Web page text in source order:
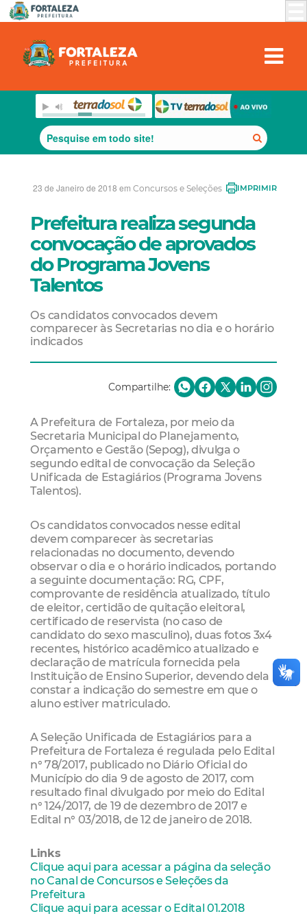
23 de Janeiro de 2018 em Concursos e Seleções IMPRIMIR
Prefeitura realiza segunda
convocação de aprovados
do Programa Jovens
Talentos
Os candidatos convocados devem
comparecer às Secretarias no dia e o horário
indicados
Compartilhe:
A Prefeitura de Fortaleza, por meio da
Secretaria Municipal do Planejamento,
Orçamento e Gestão (Sepog), divulga o
segundo edital de convocação da Seleção
Unificada de Estagiários (Programa Jovens
Talentos).
Os candidatos convocados nesse edital
devem comparecer às secretarias
relacionadas no documento, devendo
observar o dia e o horário indicados, portando
a seguinte documentação: RG, CPF,
comprovante de residência atualizado, título
de eleitor, certidão de quitação eleitoral,
certificado de reservista (no caso de
candidato do sexo masculino), duas fotos 3x4
recentes, histórico acadêmico atualizado e
declaração de matrícula fornecida pela
Instituição de Ensino Superior, devendo dela
constar a indicação do semestre em que o
aluno estiver matriculado.
A Seleção Unificada de Estagiários para a
Prefeitura de Fortaleza é regulada pelo Edital
n° 78/2017, publicado no Diário Oficial do
Município do dia 9 de agosto de 2017, com
resultado final divulgado por meio do Edital
n° 124/2017, de 19 de dezembro de 2017 e
Edital n° 03/2018, de 12 de janeiro de 2018.
Links
Clique aqui para acessar a página da seleção
no Canal de Concursos e Seleções da
Prefeitura
Clique aqui para acessar o Edital 01.2018